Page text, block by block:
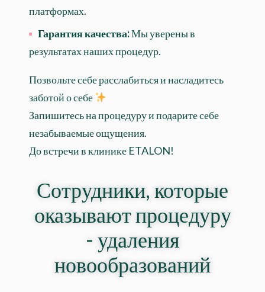
платформах.
Гарантия качества:Мы уверены в
результатах наших процедур.
Позвольте себе расслабиться и насладитесь
заботой о себе
Запишитесь на процедуру и подарите себе
незабываемые ощущения.
До встречи в клинике ETALON!
Сотрудники, которые
оказывают процедуру
- удаления
новообразований